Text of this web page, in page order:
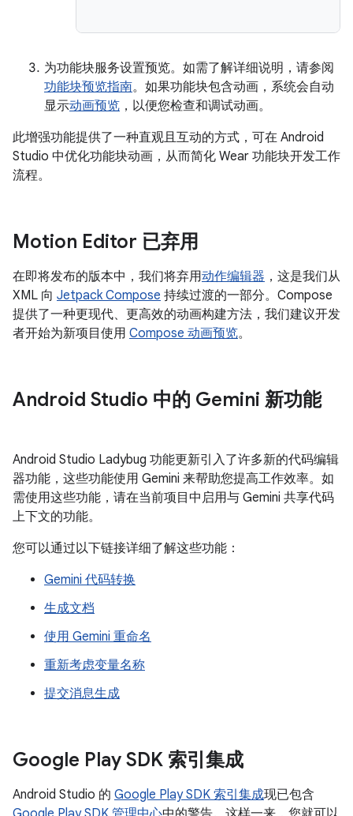
为功能块服务设置预览。如需了解详细说明，请参阅
功能块预览指南。如果功能块包含动画，系统会自动
显示动画预览 ，以便您检查和调试动画。
此增强功能提供了一种直观且互动的方式，可在 Android
Studio 中优化功能块动画，从而简化 Wear 功能块开发工作
流程。
Motion Editor 已弃用
在即将发布的版本中，我们将弃用动作编辑器 ，这是我们从
XML 向 Jetpack Compose 持续过渡的一部分。Compose
提供了一种更现代、更高效的动画构建方法，我们建议开发
者开始为新项目使用 Compose 动画预览。
Android Studio 中的 Gemini 新功能
Android Studio Ladybug 功能更新引入了许多新的代码编辑
器功能，这些功能使用 Gemini 来帮助您提高工作效率。如
需使用这些功能，请在当前项目中启用与 Gemini 共享代码
上下文的功能。
您可以通过以下链接详细了解这些功能：
Gemini 代码转换
生成文档
使用 Gemini 重命名
重新考虑变量名称
提交消息生成
Google Play SDK 索引集成
Android Studio 的 Google Play SDK 索引集成现已包含